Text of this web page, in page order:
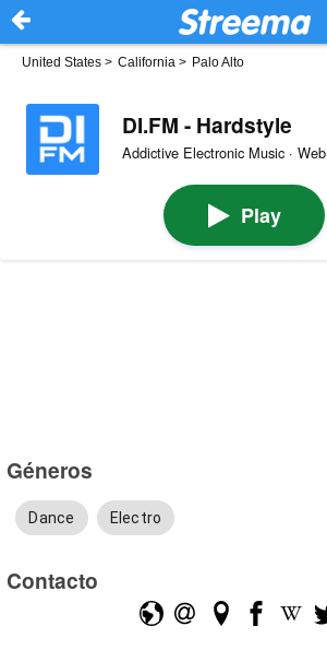
United States > California > Palo Alto
DI.FM - Hardstyle
Addictive Electronic Music · Web
Play
Géneros
Dance Electro
Contacto